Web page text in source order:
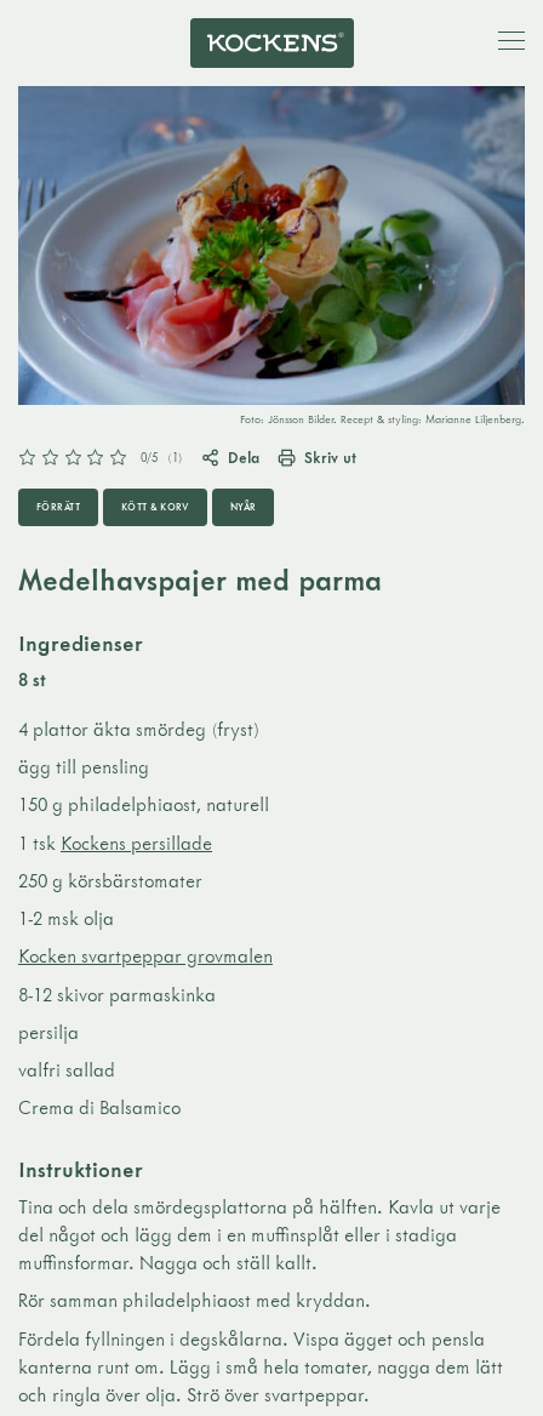
Foto: Jönsson Bilder. Recept & styling: Marianne Liljenberg.
0/5 (1) Dela Skriv ut
FÖRRÄTT KÖTT & KORV NYÅR
Medelhavspajer med parma
Ingredienser
8 st
4 plattor äkta smördeg (fryst)
ägg till pensling
150 g philadelphiaost, naturell
1 tsk Kockens persillade
250 g körsbärstomater
1-2 msk olja
Kocken svartpeppar grovmalen
8-12 skivor parmaskinka
persilja
valfri sallad
Crema di Balsamico
Instruktioner
Tina och dela smördegsplattorna på hälften. Kavla ut varje
del något och lägg dem i en muffinsplåt eller i stadiga
muffinsformar. Nagga och ställ kallt.
Rör samman philadelphiaost med kryddan.
Fördela fyllningen i degskålarna. Vispa ägget och pensla
kanterna runt om. Lägg i små hela tomater, nagga dem lätt
och ringla över olja. Strö över svartpeppar.